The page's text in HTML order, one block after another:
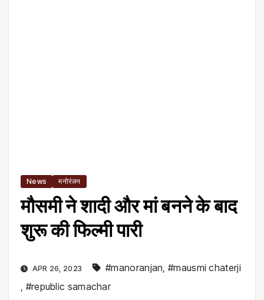
News मनोरंजन
मौसमी ने शादी और मां बनने के बाद
शुरू की फिल्मी पारी
APR 26, 2023 #manoranjan ,#mausmi chaterji
#republic samachar